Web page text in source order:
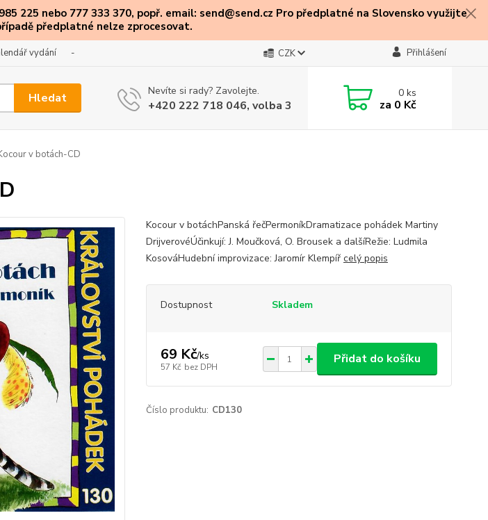
225 nebo 777 333 370, popř. email: send@send.cz Pro předplatné na Slovensko využijte
předplatné nelze zprocesovat.
vydání - CZK Přihlášení
Hledat Nevíte si rady? Zavolejte.
+420 222 718 046, volba 3
0ks
za 0 Kč
v botách-CD
Kocour v botáchPanská řečPermoníkDramatizace pohádek Martiny
DrijverovéÚčinkují: J. Moučková, O. Brousek a dalšíRežie: Ludmila
KosováHudební improvizace: Jaromír Klempíř celý popis
Dostupnost Skladem
69 Kč/ks
57 Kč bez DPH
Přidat do košíku
Číslo produktu: CD130